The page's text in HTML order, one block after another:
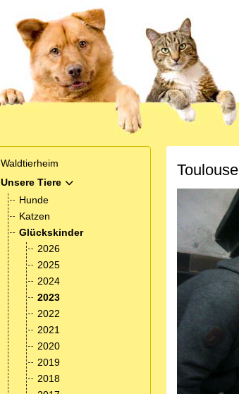
Waldtierheim
Unsere Tiere
MOD_MENU_TOGGLE_SUBMENU_LABEL
Hunde
Katzen
Glückskinder
2026
2025
2024
2023
2022
2021
2020
2019
2018
Toulouse